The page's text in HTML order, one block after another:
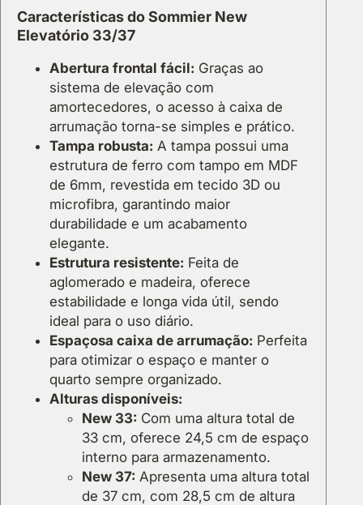
Características do Sommier New
Elevatório 33/37
Abertura frontal fácil: Graças ao
sistema de elevação com
amortecedores, o acesso à caixa de
arrumação torna-se simples e prático.
Tampa robusta: A tampa possui uma
estrutura de ferro com tampo em MDF
de 6mm, revestida em tecido 3D ou
microfibra, garantindo maior
durabilidade e um acabamento
elegante.
Estrutura resistente: Feita de
aglomerado e madeira, oferece
estabilidade e longa vida útil, sendo
ideal para o uso diário.
Espaçosa caixa de arrumação: Perfeita
para otimizar o espaço e manter o
quarto sempre organizado.
Alturas disponíveis:
New 33: Com uma altura total de
33 cm, oferece 24,5 cm de espaço
interno para armazenamento.
New 37: Apresenta uma altura total
de 37 cm, com 28,5 cm de altura